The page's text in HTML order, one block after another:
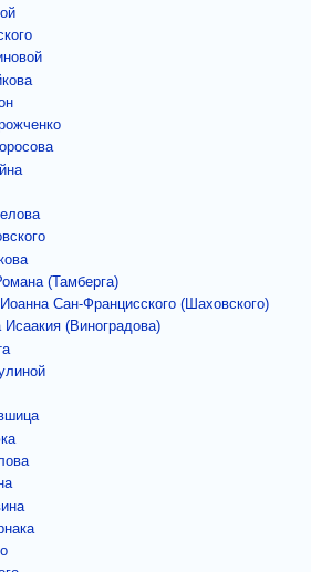
(Тамберга)
Иоанна Сан-Францисского (Шаховского)
Исаакия (Виноградова)